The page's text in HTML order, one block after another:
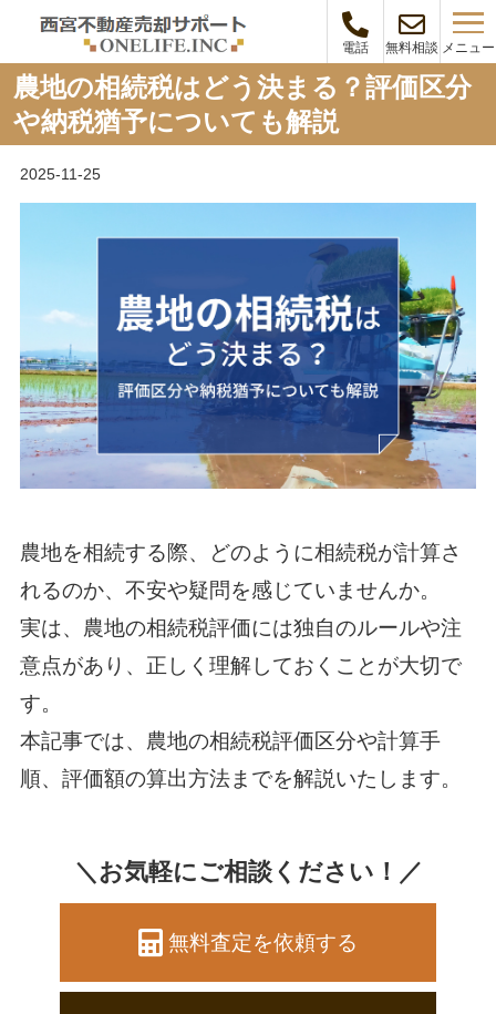
電話 無料相談 メニュー
農地の相続税はどう決まる？評価区分
や納税猶予についても解説
2025-11-25
農地を相続する際、どのように相続税が計算さ
れるのか、不安や疑問を感じていませんか。
実は、農地の相続税評価には独自のルールや注
意点があり、正しく理解しておくことが大切で
す。
本記事では、農地の相続税評価区分や計算手
順、評価額の算出方法までを解説いたします。
＼お気軽にご相談ください！／
無料査定を依頼する